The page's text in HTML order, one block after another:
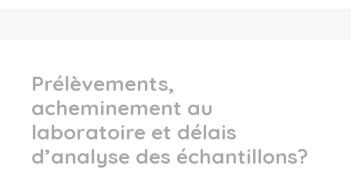
Prélèvements,
acheminement au
laboratoire et délais
d’analyse des échantillons?